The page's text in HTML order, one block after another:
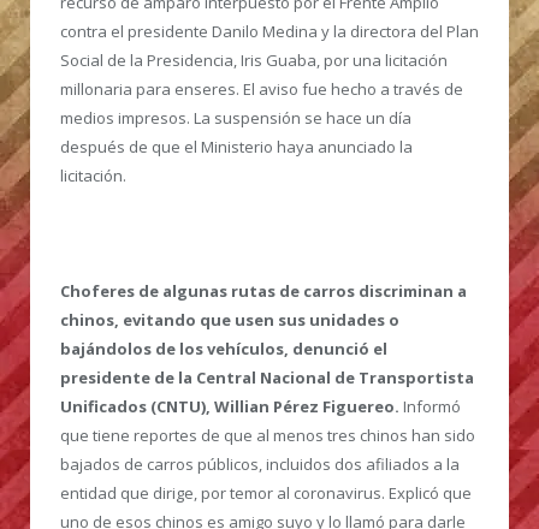
contra el presidente Danilo Medina y la directora del Plan
Social de la Presidencia, Iris Guaba, por una licitación
millonaria para enseres. El aviso fue hecho a través de
medios impresos. La suspensión se hace un día
después de que el Ministerio haya anunciado la
licitación.
Choferes de algunas rutas de carros discriminan a
chinos, evitando que usen sus unidades o
bajándolos de los vehículos, denunció el
presidente de la Central Nacional de Transportista
Unificados (CNTU), Willian Pérez Figuereo. Informó
que tiene reportes de que al menos tres chinos han sido
bajados de carros públicos, incluidos dos afiliados a la
entidad que dirige, por temor al coronavirus. Explicó que
uno de esos chinos es amigo suyo y lo llamó para darle